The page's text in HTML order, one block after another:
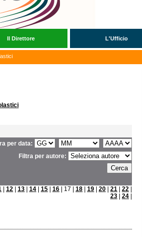
Il Direttore L'Ufficio
per data:
Filtra per autore:
12 13 14 15 16 | 17 | 18 19 20 21 22
23
24